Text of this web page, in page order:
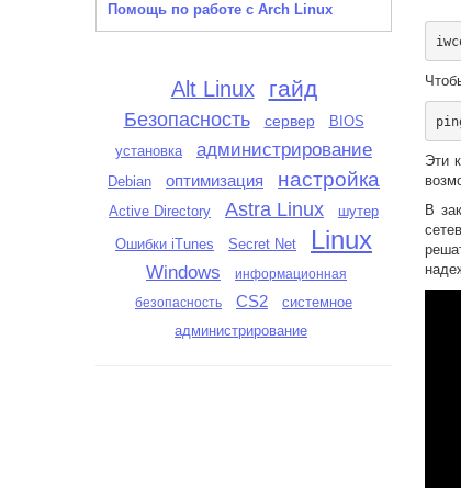
Помощь по работе с Arch Linux
Alt Linux гайд
Безопасность сервер
BIOS
установка
администрирование
Debian оптимизация настройка
Active Directory Astra Linux
шутер
Ошибки iTunes
Secret Net Linux
Windows
информационная
безопасность
CS2
системное
администрирование
Эти
В